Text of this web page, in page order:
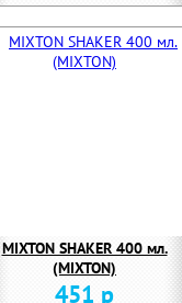
MIXTON SHAKER 400 мл.
(MIXTON)
451 р